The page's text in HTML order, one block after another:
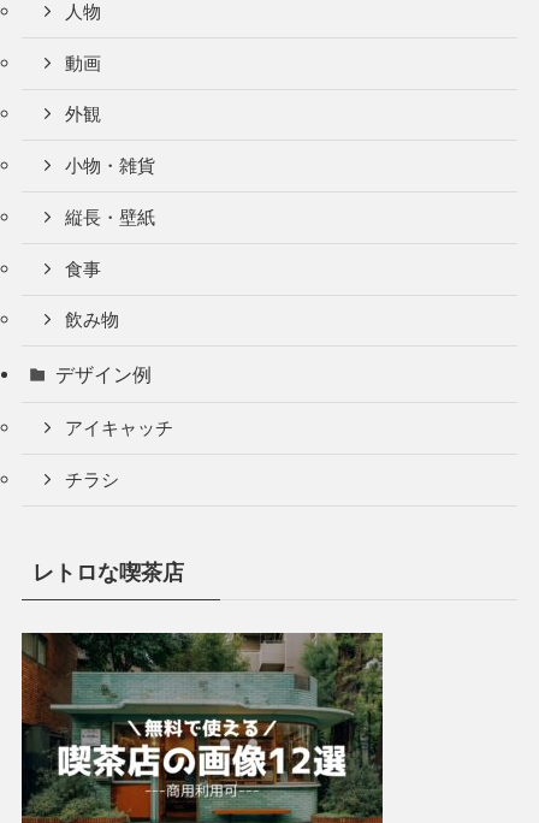
人物
動画
外観
小物・雑貨
縦長・壁紙
食事
飲み物
デザイン例
アイキャッチ
チラシ
レトロな喫茶店